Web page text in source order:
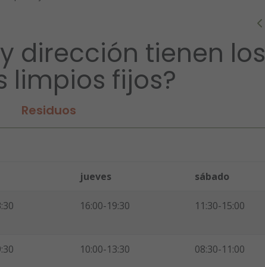
dirección tienen los
limpios fijos?
Residuos
jueves sábado
16:00-19:30 11:30-15:00
10:00-13:30 08:30-11:00